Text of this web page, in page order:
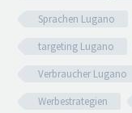
Sprachen Lugano
targeting Lugano
Verbraucher Lugano
Werbestrategien